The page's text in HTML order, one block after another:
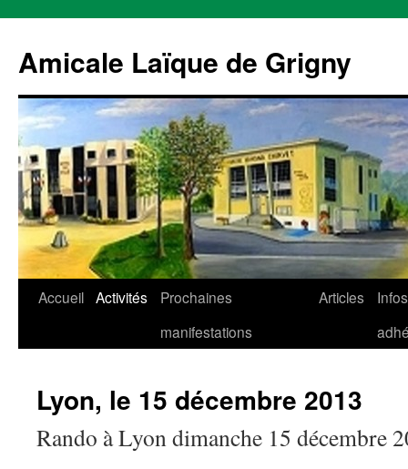
contenu
Amicale Laïque de Grigny
Accueil Activités
Prochaines
manifestations
Articles
Infos
Lyon, le 15 décembre 2013
Rando à Lyon dimanche 15 décembre